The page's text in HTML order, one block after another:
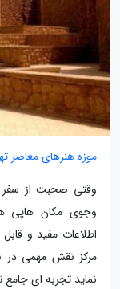
موزه هنرهای معاصر
وقتی صحبت از سفر
وجوی مکان هایی
اطلاعات مفید و قابل
مرکز نقش مهمی در
نماید تجربه ای جامع